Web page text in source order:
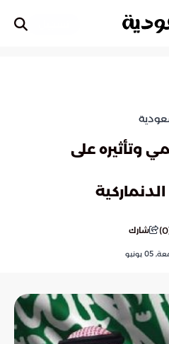
وتأثيره على
0
) شارك
يونيو